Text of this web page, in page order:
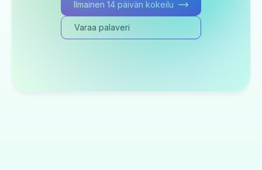
Ilmainen 14 päivän kokeilu
Varaa palaveri